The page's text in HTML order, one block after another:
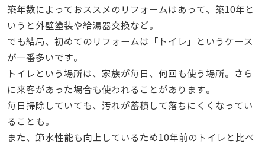
築年数によっておススメのリフォームはあって、築10年と
いうと外壁塗装や給湯器交換など。
でも結局、初めてのリフォームは「トイレ」というケース
が一番多いです。
トイレという場所は、家族が毎日、何回も使う場所。さら
に来客があった場合も使われることがあります。
毎日掃除していても、汚れが蓄積して落ちにくくなってい
ることも。
また、節水性能も向上しているため10年前のトイレと比べ